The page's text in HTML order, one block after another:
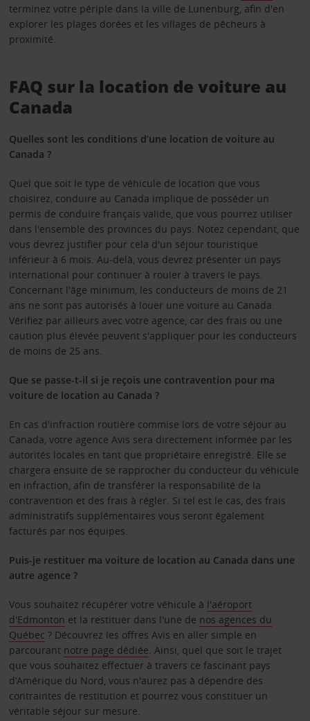
terminez votre périple dans la ville de Lunenburg, afin d'en
explorer les plages dorées et les villages de pêcheurs à
proximité.
FAQ sur la location de voiture au
Canada
Quelles sont les conditions d’une location de voiture au
Canada ?
Quel que soit le type de véhicule de location que vous
choisirez, conduire au Canada implique de posséder un
permis de conduire français valide, que vous pourrez utiliser
dans l'ensemble des provinces du pays. Notez cependant, que
vous devrez justifier pour cela d'un séjour touristique
inférieur à 6 mois. Au-delà, vous devrez présenter un pays
international pour continuer à rouler à travers le pays.
Concernant l'âge minimum, les conducteurs de moins de 21
ans ne sont pas autorisés à louer une voiture au Canada.
Vérifiez par ailleurs avec votre agence, car des frais ou une
caution plus élevée peuvent s'appliquer pour les conducteurs
de moins de 25 ans.
Que se passe-t-il si je reçois une contravention pour ma
voiture de location au Canada ?
En cas d'infraction routière commise lors de votre séjour au
Canada, votre agence Avis sera directement informée par les
autorités locales en tant que propriétaire enregistré. Elle se
chargera ensuite de se rapprocher du conducteur du véhicule
en infraction, afin de transférer la responsabilité de la
contravention et des frais à régler. Si tel est le cas, des frais
administratifs supplémentaires vous seront également
facturés par nos équipes.
Puis-je restituer ma voiture de location au Canada dans une
autre agence ?
Vous souhaitez récupérer votre véhicule à l'aéroport
d'Edmonton et la restituer dans l'une de nos agences du
Québec ? Découvrez les offres Avis en aller simple en
parcourant notre page dédiée. Ainsi, quel que soit le trajet
que vous souhaitez effectuer à travers ce fascinant pays
d’Amérique du Nord, vous n'aurez pas à dépendre des
contraintes de restitution et pourrez vous constituer un
véritable séjour sur mesure.